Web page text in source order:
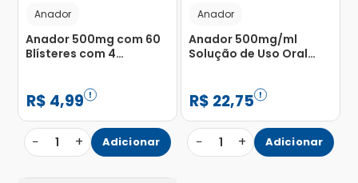
Anador
Anador 500mg com 60
Blísteres com 4
R$ 4,99
− 1 + Adicionar
Anador
Anador 500mg/ml
Solução de Uso Oral
R$ 22,75
− 1 + Adicionar